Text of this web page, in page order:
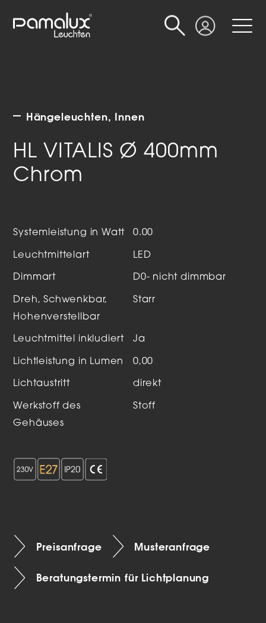
Login
Suche
Hängeleuchten Innen
HL VITALIS Ø 400mm
Chrom
Systemleistung in Watt 0.00
Leuchtmittelart LED
Dimmart D0- nicht dimmbar
Dreh, Schwenkbar,
Hohenverstellbar
Starr
Leuchtmittel inkludiert Ja
Lichtleistung in Lumen 0,00
Lichtaustritt direkt
Werkstoff des
Gehäuses
Stoff
Preisanfrage Musteranfrage
Beratungstermin für Lichtplanung